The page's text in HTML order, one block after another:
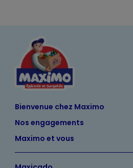
Bienvenue chez Maximo
Nos engagements
Maximo et vous